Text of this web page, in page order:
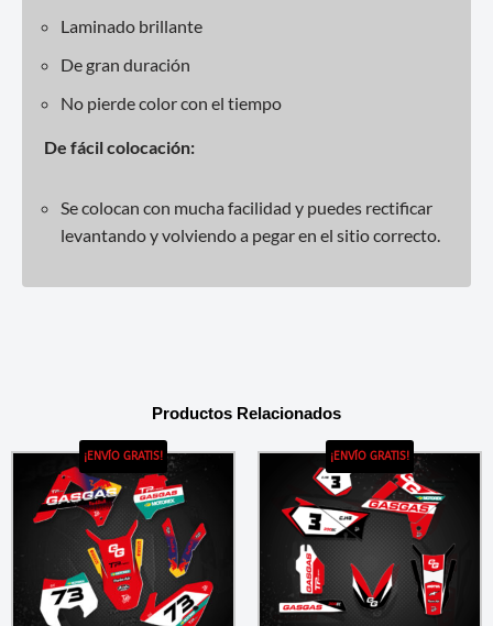
Laminado brillante
De gran duración
No pierde color con el tiempo
De fácil colocación:
Se colocan con mucha facilidad y puedes rectificar
levantando y volviendo a pegar en el sitio correcto.
Productos Relacionados
¡ENVÍO GRATIS! ¡ENVÍO GRATIS!